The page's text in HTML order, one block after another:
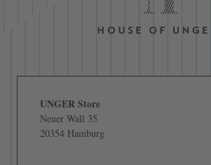
UNGER Store
Neuer Wall 35
20354 Hamburg